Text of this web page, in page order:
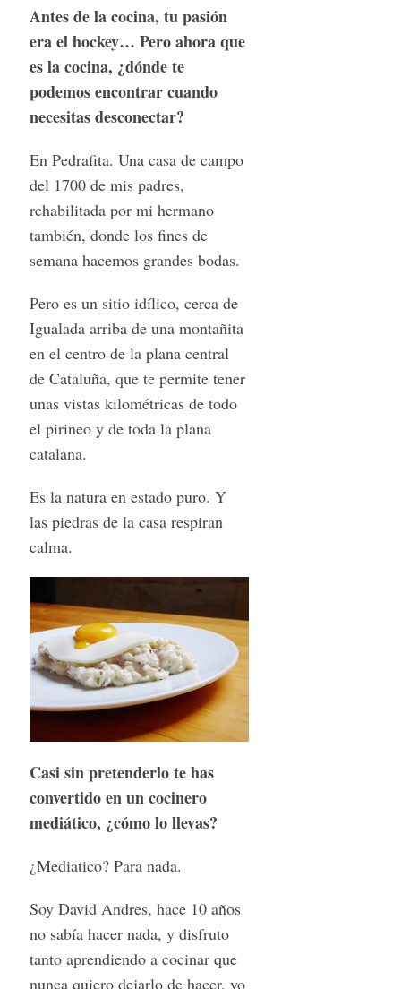
Antes de la cocina, tu pasión
era el hockey… Pero ahora que
es la cocina, ¿dónde te
podemos encontrar cuando
necesitas desconectar?
En Pedrafita. Una casa de campo
del 1700 de mis padres,
rehabilitada por mi hermano
también, donde los fines de
semana hacemos grandes bodas.
Pero es un sitio idílico, cerca de
Igualada arriba de una montañita
en el centro de la plana central
de Cataluña, que te permite tener
unas vistas kilométricas de todo
el pirineo y de toda la plana
catalana.
Es la natura en estado puro. Y
las piedras de la casa respiran
calma.
Casi sin pretenderlo te has
convertido en un cocinero
mediático, ¿cómo lo llevas?
¿Mediatico? Para nada.
Soy David Andres, hace 10 años
no sabía hacer nada, y disfruto
tanto aprendiendo a cocinar que
nunca quiero dejarlo de hacer, yo